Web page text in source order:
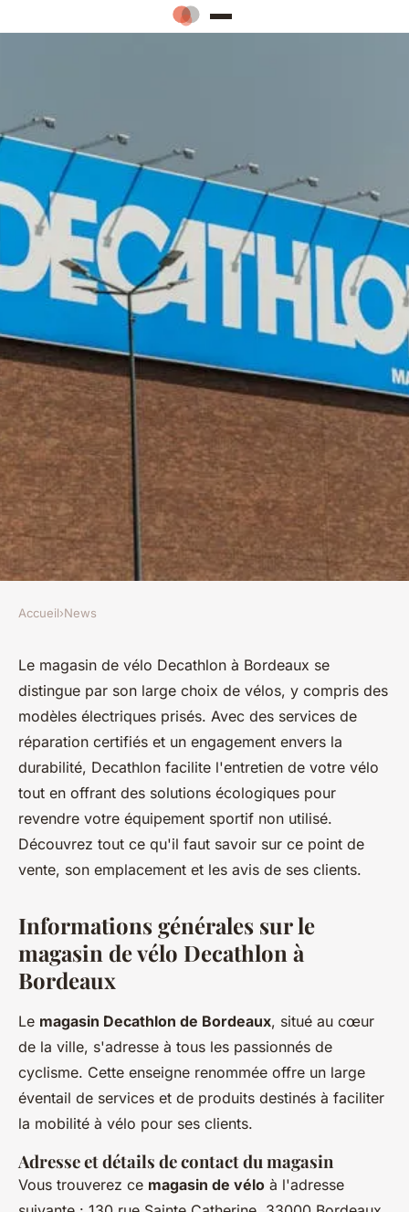
Tout savoir sur le magasin de
vélo Decathlon à Bordeaux
Martin•13 février 2025•7 min de lecture
Accueil›News
Le magasin de vélo Decathlon à Bordeaux se
distingue par son large choix de vélos, y compris des
modèles électriques prisés. Avec des services de
réparation certifiés et un engagement envers la
durabilité, Decathlon facilite l'entretien de votre vélo
tout en offrant des solutions écologiques pour
revendre votre équipement sportif non utilisé.
Découvrez tout ce qu'il faut savoir sur ce point de
vente, son emplacement et les avis de ses clients.
Informations générales sur le
magasin de vélo Decathlon à
Bordeaux
Le magasin Decathlon de Bordeaux, situé au cœur
de la ville, s'adresse à tous les passionnés de
cyclisme. Cette enseigne renommée offre un large
éventail de services et de produits destinés à faciliter
la mobilité à vélo pour ses clients.
Adresse et détails de contact du magasin
Vous trouverez ce magasin de vélo à l'adresse